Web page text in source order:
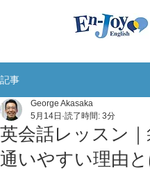
記事
英会話レッスン｜
通いやすい理由と
George Akasaka
5月14日 読了時間: 3分